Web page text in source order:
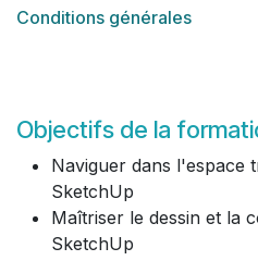
Conditions générales
Objectifs de la
Naviguer dans l'espace
SketchUp
Maîtriser le dessin et la
SketchUp